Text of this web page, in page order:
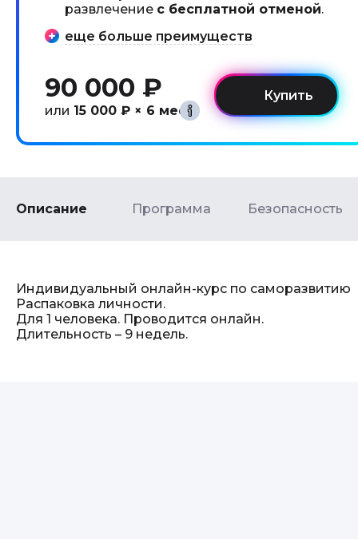
развлечение с бесплатной отменой.
еще больше преимуществ
90 000 ₽
или 15 000 ₽ × 6 мес
Описание Программа Безопасность
Индивидуальный онлайн-курс по саморазвитию
Распаковка личности.
Для 1 человека. Проводится онлайн.
Длительность – 9 недель.